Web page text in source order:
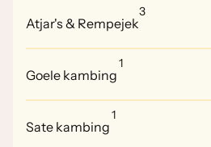
Atjar's & Rempejek
3
Goele kambing
1
Sate kambing
1